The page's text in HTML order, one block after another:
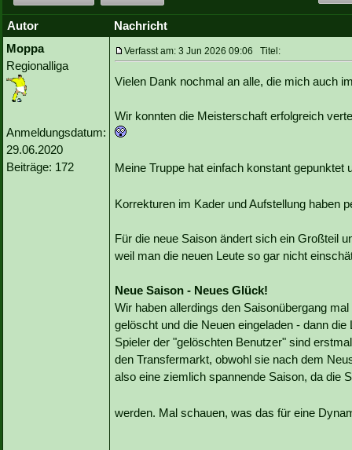
Autor
Nachricht
Moppa
Regionalliga
Anmeldungsdatum:
29.06.2020
Beiträge: 172
Verfasst am: 3 Jun 2026 09:06 Titel:
Vielen Dank nochmal an alle, die mich auch
Wir konnten die Meisterschaft erfolgreich
Meine Truppe hat einfach konstant
Korrekturen im Kader und Aufstellung haben
Für die neue Saison ändert sich ein Großteil
weil man die neuen Leute so gar nicht
Neue Saison - Neues Glück!
Wir haben allerdings den Saisonübergang
gelöscht und die Neuen eingeladen - dann
Spieler der "gelöschten Benutzer" sind
den Transfermarkt, obwohl sie nach dem
also eine ziemlich spannende Saison, da die
werden. Mal schauen, was das für eine